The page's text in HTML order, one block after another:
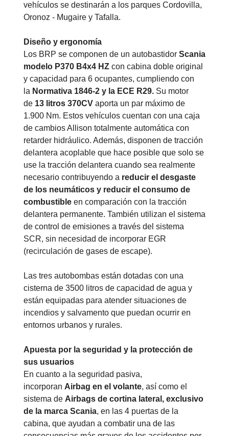
vehículos se destinarán a los parques Cordovilla,
Oronoz - Mugaire y Tafalla.
Diseño y ergonomía
Los BRP se componen de un autobastidor Scania
modelo P370 B4x4 HZ con cabina doble original
y capacidad para 6 ocupantes, cumpliendo con
la Normativa 1846-2 y la ECE R29. Su motor
de 13 litros 370CV aporta un par máximo de
1.900 Nm. Estos vehículos cuentan con una caja
de cambios Allison totalmente automática con
retarder hidráulico. Además, disponen de tracción
delantera acoplable que hace posible que solo se
use la tracción delantera cuando sea realmente
necesario contribuyendo a reducir el desgaste
de los neumáticos y reducir el consumo de
combustible en comparación con la tracción
delantera permanente. También utilizan el sistema
de control de emisiones a través del sistema
SCR, sin necesidad de incorporar EGR
(recirculación de gases de escape).
Las tres autobombas están dotadas con una
cisterna de 3500 litros de capacidad de agua y
están equipadas para atender situaciones de
incendios y salvamento que puedan ocurrir en
entornos urbanos y rurales.
Apuesta por la seguridad y la protección de
sus usuarios
En cuanto a la seguridad pasiva,
incorporan Airbag en el volante, así como el
sistema de Airbags de cortina lateral, exclusivo
de la marca Scania, en las 4 puertas de la
cabina, que ayudan a combatir una de las